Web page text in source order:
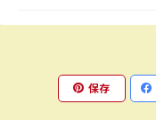
保存